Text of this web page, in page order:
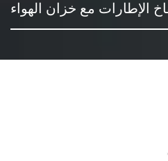
الإطارات مع خزان الهواء